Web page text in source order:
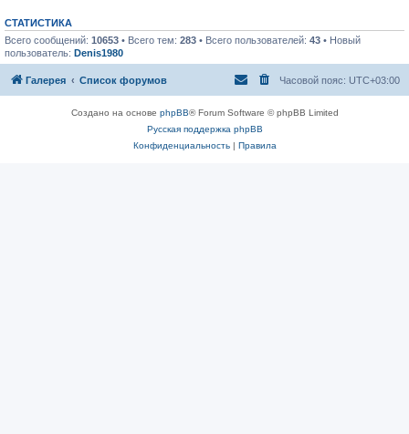
СТАТИСТИКА
Всего сообщений: 10653 • Всего тем: 283 • Всего пользователей: 43 • Новый
пользователь: Denis1980
Галерея Список форумов Часовой пояс: UTC+03:00
Создано на основе phpBB® Forum Software © phpBB Limited
Русская поддержка phpBB
Конфиденциальность| Правила